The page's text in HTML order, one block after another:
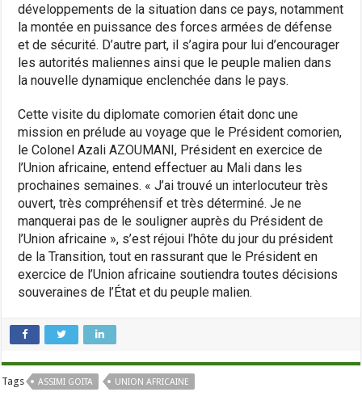
développements de la situation dans ce pays, notamment
la montée en puissance des forces armées de défense
et de sécurité. D’autre part, il s’agira pour lui d’encourager
les autorités maliennes ainsi que le peuple malien dans
la nouvelle dynamique enclenchée dans le pays.
Cette visite du diplomate comorien était donc une
mission en prélude au voyage que le Président comorien,
le Colonel Azali AZOUMANI, Président en exercice de
l’Union africaine, entend effectuer au Mali dans les
prochaines semaines. « J’ai trouvé un interlocuteur très
ouvert, très compréhensif et très déterminé. Je ne
manquerai pas de le souligner auprès du Président de
l’Union africaine », s’est réjoui l’hôte du jour du président
de la Transition, tout en rassurant que le Président en
exercice de l’Union africaine soutiendra toutes décisions
souveraines de l’État et du peuple malien.
Tags ASSIMI GOITA UNION AFRICAINE